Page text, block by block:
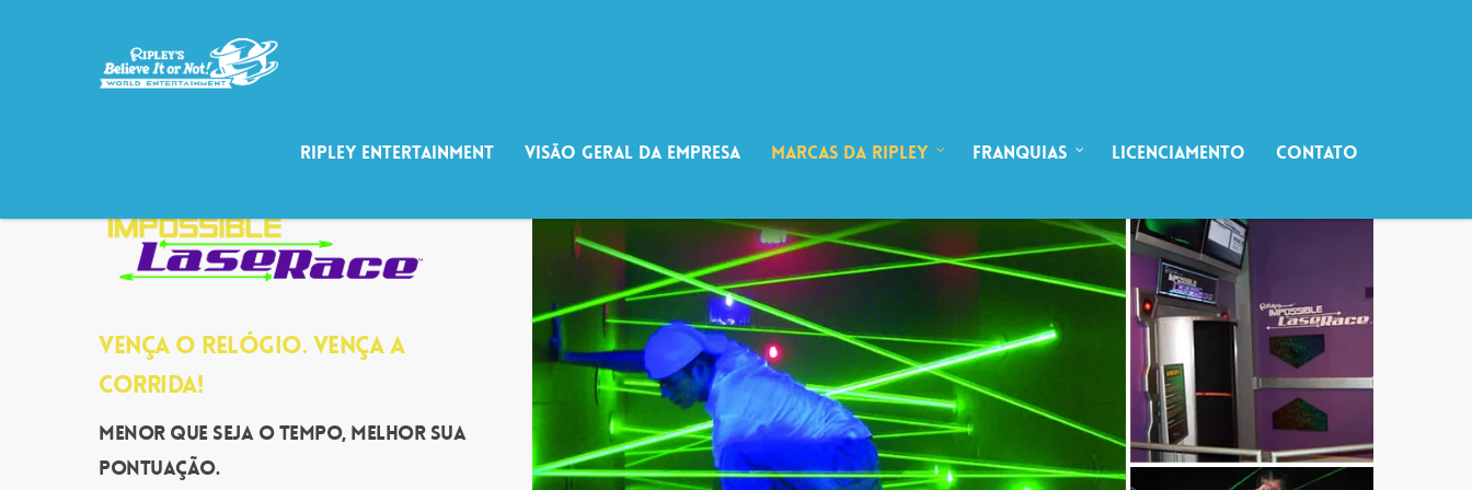
Ripley Entertainment Visão Geral da Empresa Marcas da Ripley Franquias Licenciamento Contato
VENÇA O RELÓGIO. VENÇA A
CORRIDA!
Menor que seja o tempo, melhor sua
pontuação.